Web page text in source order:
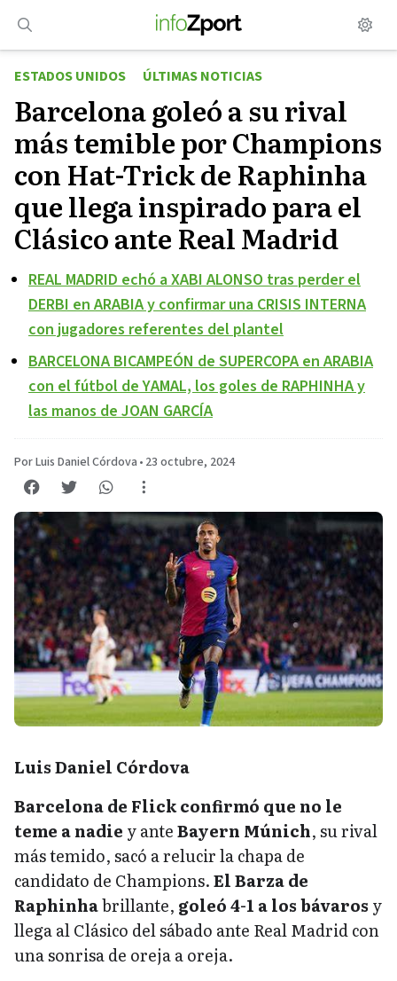
contenido
ESTADOS UNIDOS
ÚLTIMAS NOTICIAS
Barcelona goleó a su rival
más temible por Champions
con Hat-Trick de Raphinha
que llega inspirado para el
Clásico ante Real Madrid
REAL MADRID echó a XABI ALONSO tras perder el
DERBI en ARABIA y confirmar una CRISIS INTERNA
con jugadores referentes del plantel
BARCELONA BICAMPEÓN de SUPERCOPA en ARABIA
con el fútbol de YAMAL, los goles de RAPHINHA y
las manos de JOAN GARCÍA
Por Luis Daniel Córdova • 23 octubre, 2024
Luis Daniel Córdova
Barcelona de Flick confirmó que no le
teme a nadie y anteBayern Múnich, su rival
más temido, sacó a relucir la chapa de
candidato de Champions.El Barza de
Raphinhabrillante, goleó 4-1 a los bávaros y
llega al Clásico del sábado ante Real Madrid con
una sonrisa de oreja a oreja.